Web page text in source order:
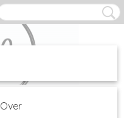
UW WINKELWAGEN
Over